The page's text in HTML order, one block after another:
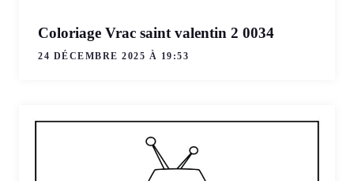
Coloriage Vrac saint valentin 2 0034
24 DÉCEMBRE 2025 À 19:53